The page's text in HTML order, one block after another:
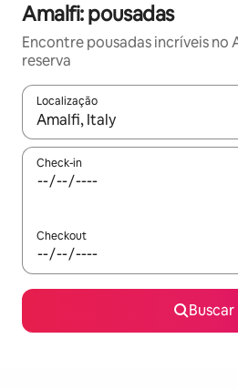
Amalfi: pousadas
Encontre pousadas incríveis no
reserva
Localização
Quando os resultados estiverem
Check-in
Checkout
Buscar